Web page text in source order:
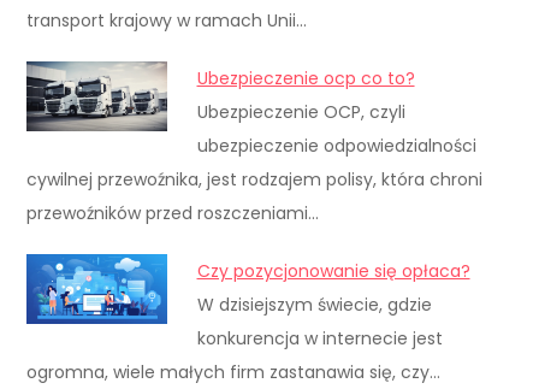
transport krajowy w ramach Unii…
Ubezpieczenie ocp co to?
Ubezpieczenie OCP, czyli
ubezpieczenie odpowiedzialności
cywilnej przewoźnika, jest rodzajem polisy, która chroni
przewoźników przed roszczeniami…
Czy pozycjonowanie się opłaca?
W dzisiejszym świecie, gdzie
konkurencja w internecie jest
ogromna, wiele małych firm zastanawia się, czy…